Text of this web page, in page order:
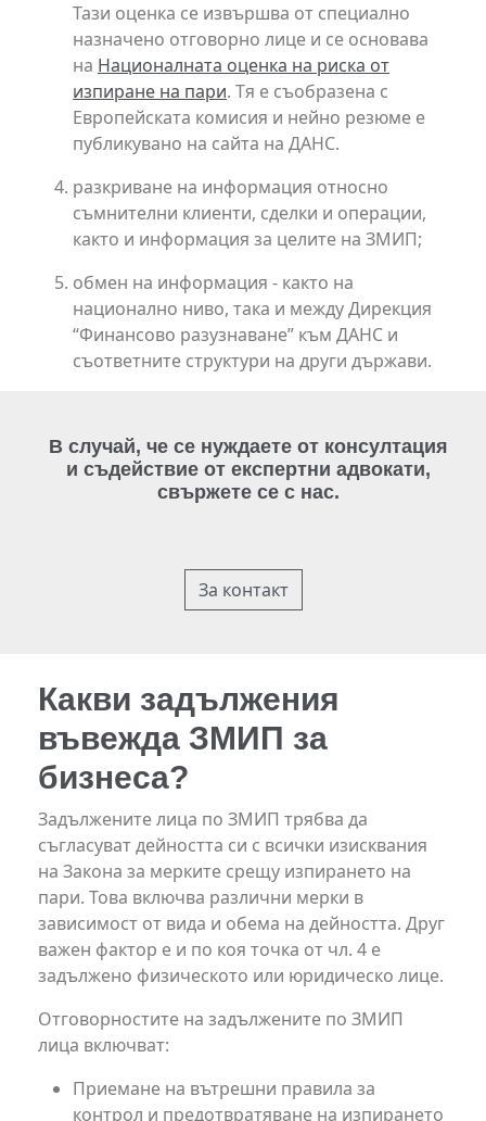
Тази оценка се извършва от специално
назначено отговорно лице и се основава
на Националната оценка на риска от
изпиране на пари. Тя е съобразена с
Европейската комисия и нейно резюме е
публикувано на сайта на ДАНС.
разкриване на информация относно
съмнителни клиенти, сделки и операции,
както и информация за целите на ЗМИП;
обмен на информация - както на
национално ниво, така и между Дирекция
“Финансово разузнаване” към ДАНС и
съответните структури на други държави.
В случай, че се нуждаете от консултация
и съдействие от експертни адвокати,
свържете се с нас.
За контакт
Какви задължения
въвежда ЗМИП за
бизнеса?
Задължените лица по ЗМИП трябва да
съгласуват дейността си с всички изисквания
на Закона за мерките срещу изпирането на
пари. Това включва различни мерки в
зависимост от вида и обема на дейността. Друг
важен фактор е и по коя точка от чл. 4 е
задължено физическото или юридическо лице.
Отговорностите на задължените по ЗМИП
лица включват:
Приемане на вътрешни правила за
контрол и предотвратяване на изпирането